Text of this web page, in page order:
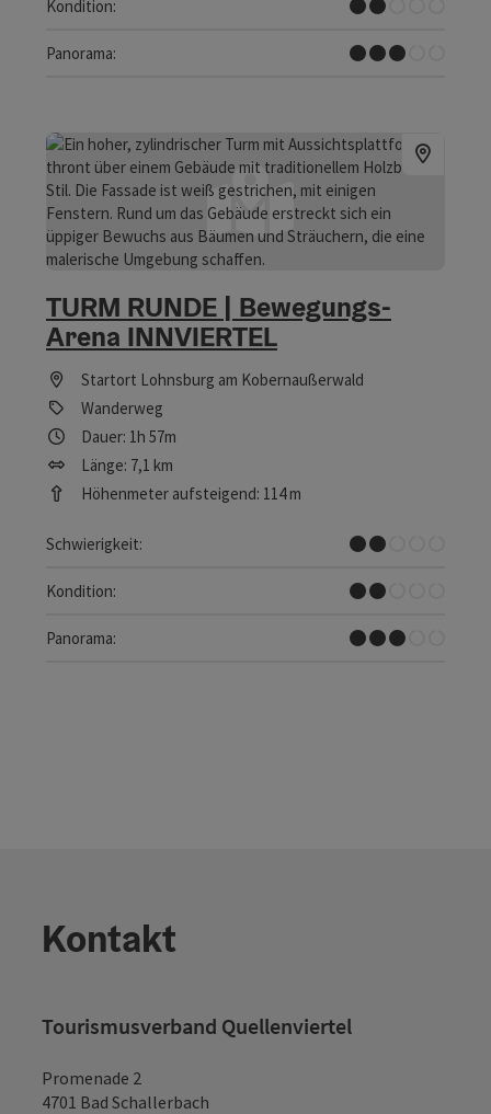
Kondition:
Leicht
Panorama:
Einige Ausblicke
TURM RUNDE | Bewegungs-
Arena INNVIERTEL
Startort Lohnsburg am Kobernaußerwald
Wanderweg
Dauer: 1h 57m
Länge: 7,1 km
Höhenmeter aufsteigend: 114 m
Schwierigkeit:
Leicht
Kondition:
Leicht
Panorama:
Einige Ausblicke
Kontakt
Tourismusverband Quellenviertel
Promenade 2
4701 Bad Schallerbach